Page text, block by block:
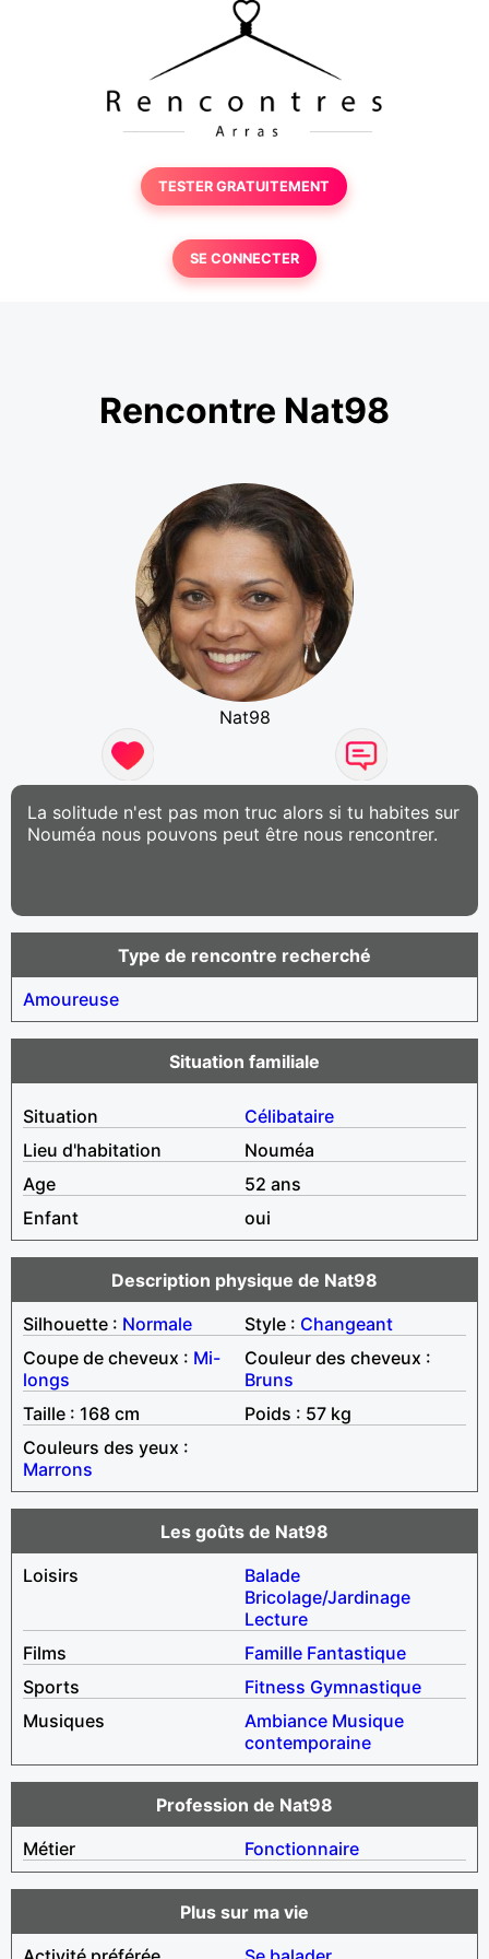
TESTER GRATUITEMENT
SE CONNECTER
Rencontre Nat98
Nat98
La solitude n'est pas mon truc alors si tu habites sur
Nouméa nous pouvons peut être nous rencontrer.
Type de rencontre recherché
Amoureuse
Situation familiale
Situation
Célibataire
Lieu d'habitation
Nouméa
Age
52 ans
Enfant
oui
Description physique de Nat98
Silhouette : Normale Style : Changeant
Coupe de cheveux : Mi-
longs
Couleur des cheveux :
Bruns
Taille : 168 cm
Poids : 57 kg
Couleurs des yeux :
Marrons
Les goûts de Nat98
Loisirs
Balade
Bricolage/Jardinage
Lecture
Films
Famille Fantastique
Sports
Fitness Gymnastique
Musiques
Ambiance Musique
contemporaine
Profession de Nat98
Métier
Fonctionnaire
Plus sur ma vie